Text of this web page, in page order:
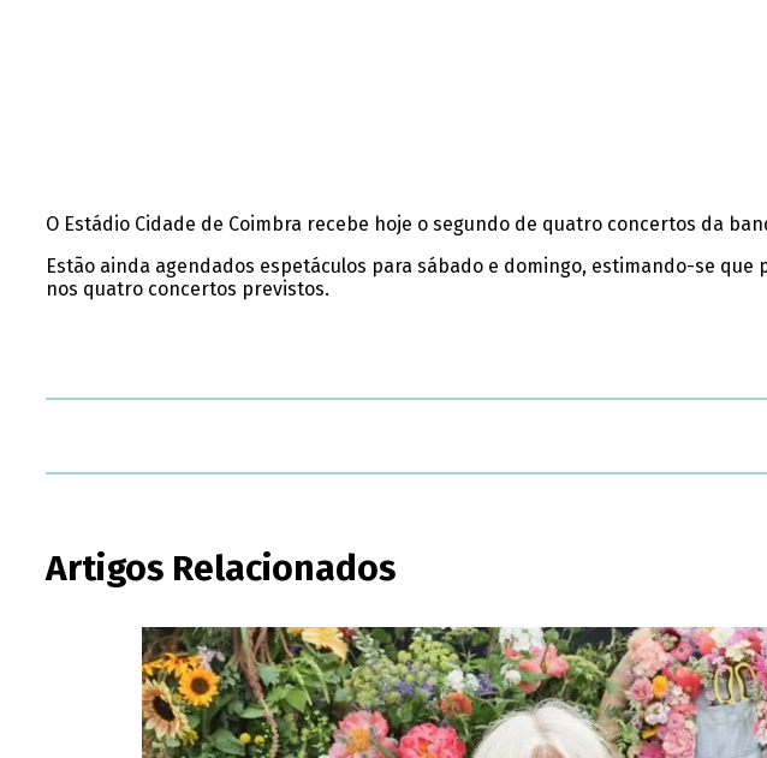
O Estádio Cidade de Coimbra recebe hoje o segundo de quatro concertos da
Estão ainda agendados espetáculos para sábado e domingo, estimando-se que
nos quatro concertos previstos.
Artigos Relacionados